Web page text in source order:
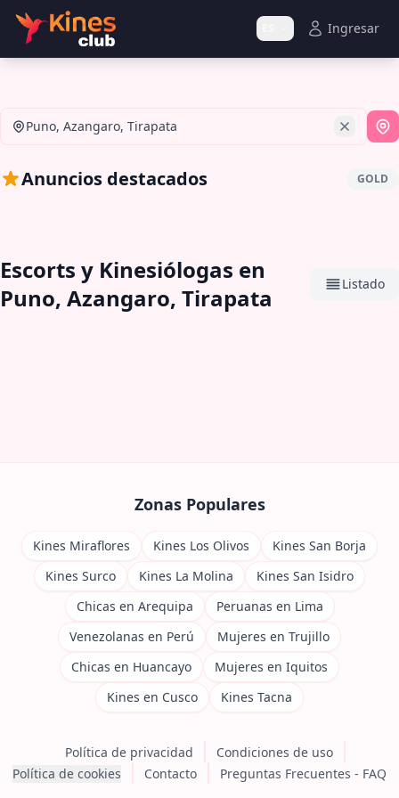
Ingresar
Puno, Azangaro, Tirapata
Anuncios destacados GOLD
Escorts y Kinesiólogas en
Puno, Azangaro, Tirapata
Listado
Zonas Populares
Kines Miraflores Kines Los Olivos
Kines San Borja
Kines Surco
Kines La Molina
Kines San Isidro
Chicas en Arequipa
Peruanas en Lima
Venezolanas en Perú
Mujeres en Trujillo
Chicas en Huancayo
Mujeres en Iquitos
Kines en Cusco
Kines Tacna
Política de privacidad
Condiciones de uso
Política de cookies
Contacto Preguntas Frecuentes - FAQ